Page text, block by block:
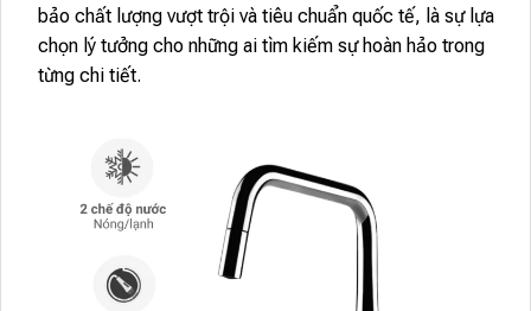
bảo chất lượng vượt trội và tiêu chuẩn quốc tế, là sự lựa
chọn lý tưởng cho những ai tìm kiếm sự hoàn hảo trong
từng chi tiết.